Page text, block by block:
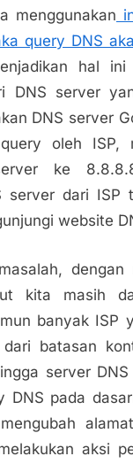
menggunakan
query DNS
hal ini
DNS server
DNS server
oleh ISP,
ke
server dari
website
dengan
kita masih
banyak ISP
batasan
server
DNS pada
aksi